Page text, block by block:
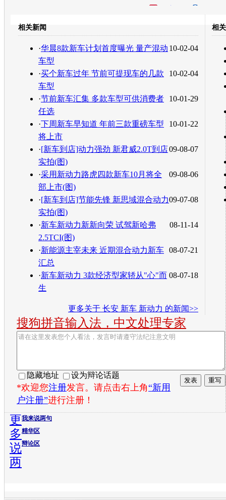
转发至：
相关新闻
10-02-04
·华晨8款新车计划首度曝光 量产混动
车型
10-02-04
·买个新车过年 节前可提现车的几款
车型
10-01-29
·节前新车汇集 多款车型可供消费者
任选
10-01-22
·下周新车早知道 年前三款重磅车型
将上市
09-08-07
·[新车到店]动力强劲 新君威2.0T到店
实拍(图)
09-08-06
·采用新动力路虎四款新车10月将全
部上市(图)
09-07-08
·[新车到店]节能先锋 新思域混合动力
实拍(图)
08-11-14
·新车新动力新新向荣 试驾新哈弗
2.5TCI(图)
08-07-21
·新能源主宰未来 近期混合动力新车
汇总
08-07-18
·新车新动力 3款经济型家轿从"心"而
生
更多关于 长安 新车 新动力 的新闻>>
相
搜狗拼音输入法，中文处理专家
隐藏地址 设为辩论话题
*欢迎您注册发言。请点击右上角“新用
户注册”进行注册！
我来说两句
精华区
辩论区
更
多
说
两